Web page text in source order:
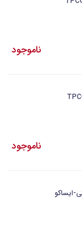
ناموجود
ناموجود